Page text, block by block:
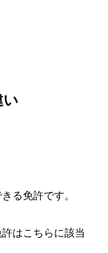
い
る免許です。
はこちらに該当